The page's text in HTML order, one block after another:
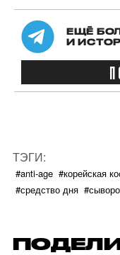
ЕЩЁ
И
ТЭГИ:
#anti-age #корейская
#средство дня